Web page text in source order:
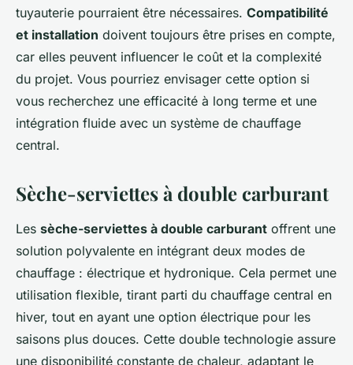
tuyauterie pourraient être nécessaires. Compatibilité
et installation doivent toujours être prises en compte,
car elles peuvent influencer le coût et la complexité
du projet. Vous pourriez envisager cette option si
vous recherchez une efficacité à long terme et une
intégration fluide avec un système de chauffage
central.
Sèche-serviettes à double carburant
Les sèche-serviettes à double carburant offrent une
solution polyvalente en intégrant deux modes de
chauffage : électrique et hydronique. Cela permet une
utilisation flexible, tirant parti du chauffage central en
hiver, tout en ayant une option électrique pour les
saisons plus douces. Cette double technologie assure
une disponibilité constante de chaleur, adaptant le